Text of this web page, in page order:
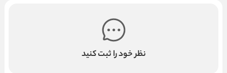
نظر خود را ثبت کنید